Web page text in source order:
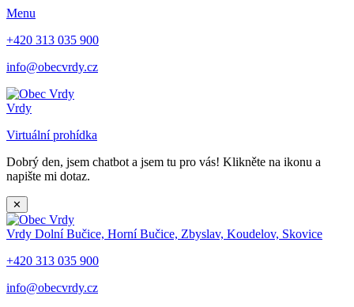
Menu
+420 313 035 900
info@obecvrdy.cz
Vrdy
Virtuální prohídka
Dobrý den, jsem chatbot a jsem tu pro vás! Klikněte na ikonu a
napište mi dotaz.
✕
Vrdy Dolní Bučice, Horní Bučice, Zbyslav, Koudelov, Skovice
+420 313 035 900
info@obecvrdy.cz